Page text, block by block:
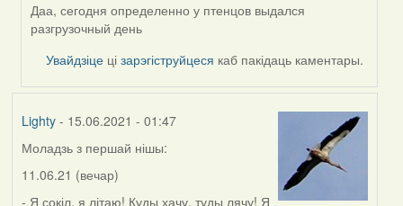
In
reply
Lighty
Даа, сегодня определенно у птенцов выдался
разгрузочный день
Увайдзіце цізарэгіструйцеся каб пакідаць каментары.
Lighty- 15.06.2021 - 01:47
Моладзь з першай нішы:
11.06.21 (вечар)
- Я сокіл, я літаю! Куды хачу, туды лячу! Я